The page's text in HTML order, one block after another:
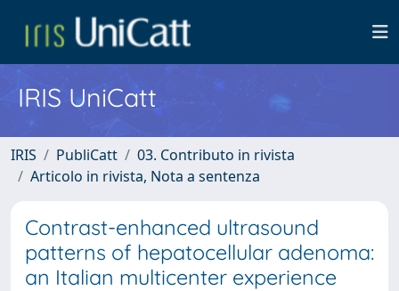
IRIS UniCatt
IRIS PubliCatt
03. Contributo in rivista
Articolo in rivista, Nota a sentenza
Contrast-enhanced ultrasound
patterns of hepatocellular adenoma:
an Italian multicenter experience